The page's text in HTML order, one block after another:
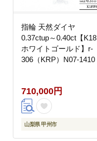
指輪 天然ダイヤ
0.37ctup～0.40ct【K18
ホワイトゴールド】r-
306（KRP）N07-1410
710,000円
山梨県 甲州市